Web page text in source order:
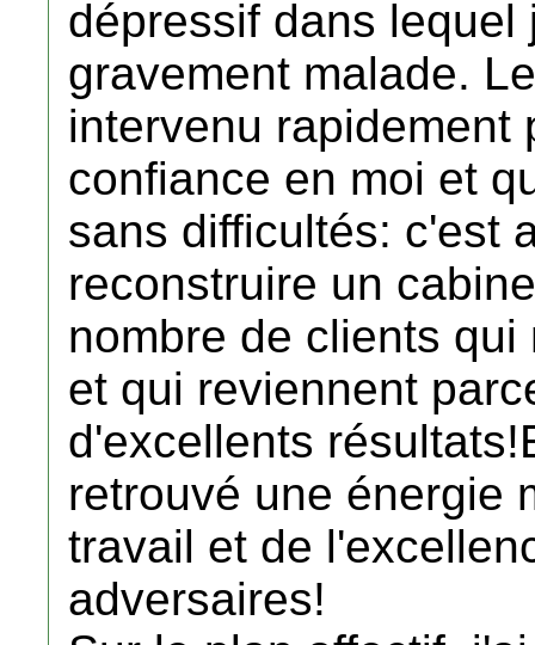
dépressif dans
gravement malade.
intervenu rapidement
confiance en moi et
sans difficultés: c'est
reconstruire un
nombre de clients
et qui reviennent
d'excellents
retrouvé une énergie
travail et de
adversaires!